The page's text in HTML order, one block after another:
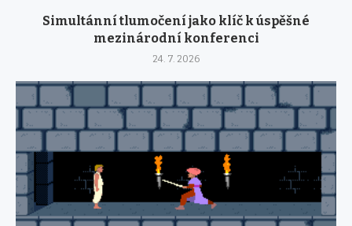
Simultánní tlumočení jako klíč k úspěšné
mezinárodní konferenci
24. 7. 2026